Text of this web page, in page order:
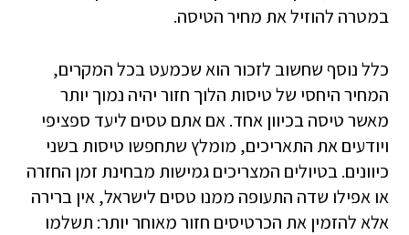
במטרה להוזיל את מחיר הטיסה.
כלל נוסף שחשוב לזכור הוא שכמעט בכל המקרים,
המחיר היחסי של טיסות הלוך חזור יהיה נמוך יותר
מאשר טיסה בכיוון אחד. אם אתם טסים ליעד ספציפי
ויודעים את התאריכים, מומלץ שתחפשו טיסות בשני
כיוונים. בטיולים המצריכים גמישות מבחינת זמן החזרה
או אפילו שדה התעופה ממנו טסים לישראל, אין ברירה
אלא להזמין את הכרטיסים חזור מאוחר יותר: תשלמו